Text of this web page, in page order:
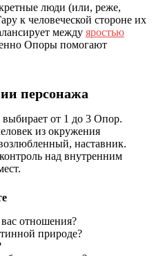
люди (или, реже,
к человеческой стороне их
между яростью
Опоры помогают
персонажа
от 1 до 3 Опор.
из окружения
наставник.
над внутренним
отношения?
природе?